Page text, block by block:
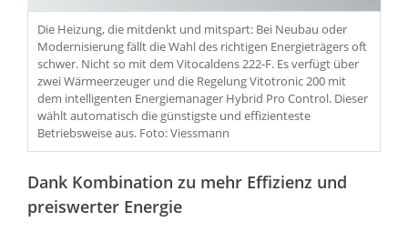
Die Heizung, die mitdenkt und mitspart: Bei Neubau oder
Modernisierung fällt die Wahl des richtigen Energieträgers oft
schwer. Nicht so mit dem Vitocaldens 222-F. Es verfügt über
zwei Wärmeerzeuger und die Regelung Vitotronic 200 mit
dem intelligenten Energiemanager Hybrid Pro Control. Dieser
wählt automatisch die günstigste und effizienteste
Betriebsweise aus. Foto: Viessmann
Dank Kombination zu mehr Effizienz und
preiswerter Energie